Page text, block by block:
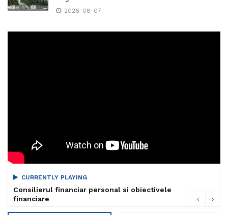
2026-08-07
CURRENTLY PLAYING
Consilierul financiar personal si obiectivele
financiare